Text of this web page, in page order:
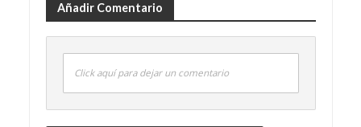
Añadir Comentario
Click aquí para dejar un comentario